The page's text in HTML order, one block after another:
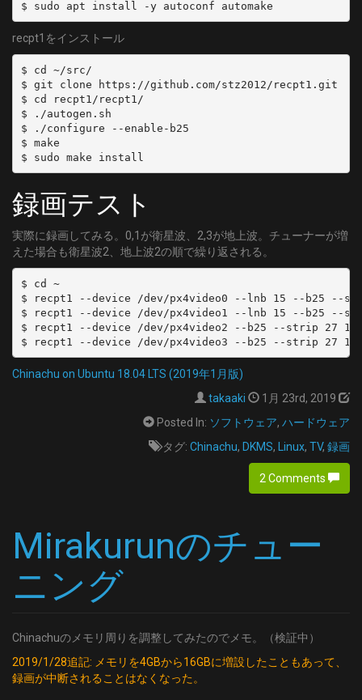
	SYMBOL_RATE = 5274000
	MODULATION = QAM/AUTO
	DELIVERY_SYSTEM = DVBC/ANNEX_A
	FREQUENCY = 635000000
	SYMBOL_RATE = 5274000
	MODULATION = QAM/AUTO
[41]
	DELIVERY_SYSTEM = DVBC/ANNEX_A
	SYMBOL_RATE = 5274000
	MODULATION = QAM/AUTO
[42]
	DELIVERY_SYSTEM = DVBC/ANNEX_A
	SYMBOL_RATE = 5274000
	MODULATION = QAM/AUTO
[43]
	DELIVERY_SYSTEM = DVBC/ANNEX_A
	FREQUENCY = 653000000
	DELIVERY_SYSTEM = DVBC/ANNEX_A
	DELIVERY_SYSTEM = DVBC/ANNEX_A
	FREQUENCY = 665000000
	SYMBOL_RATE = 5274000
	MODULATION = QAM/AUTO
	SYMBOL_RATE = 5274000
	MODULATION = QAM/AUTO
  type: SKY
  channel: 'C26'
- name: 'CATV:C27'
  channel: 'C27'
- name: 'CATV:C28'
  type: SKY
  channel: 'C28'
- name: 'CATV:C29'
  type: SKY
- name: 'CATV:C30'
  channel: 'C30'
  type: SKY
  channel: 'C31'
- name: 'CATV:C32'
  type: SKY
  channel: 'C32'
- name: 'CATV:C33'
- name: 'CATV:C36'
  channel: 'C36'
- name: 'CATV:C37'
  channel: 'C37'
- name: 'CATV:C38'
  type: SKY
recpt1をインストール
$ cd ~/src/
$ git clone https://github.com/stz2012/recpt1.git
$ cd recpt1/recpt1/
$ ./autogen.sh
$ ./configure --enable-b25
$ make
録画テスト
実際に録画してみる。0,1が衛星波、2,3が地上波。チューナーが増
えた場合も衛星波2、地上波2の順で繰り返される。
$ cd ~
$ recpt1 --device /dev/px4video0 --lnb 15 --b25 --
$ recpt1 --device /dev/px4video1 --lnb 15 --b25 --
$ recpt1 --device /dev/px4video2 --b25 --strip 27 10
Chinachu on Ubuntu 18.04 LTS (2019年1月版)
takaaki
1月 23rd, 2019
Posted In: ソフトウェア, ハードウェア
タグ: Chinachu, DKMS, Linux, TV, 録画
2 Comments
Mirakurunのチュー
ニング
Chinachuのメモリ周りを調整してみたのでメモ。（検証中）
2019/1/28追記: メモリを4GBから16GBに増設したこともあって、
録画が中断されることはなくなった。